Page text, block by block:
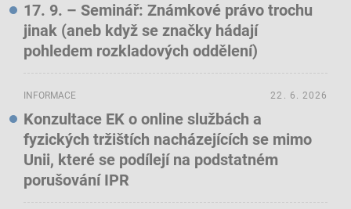
17. 9. – Seminář: Známkové právo trochu
jinak (aneb když se značky hádají
pohledem rozkladových oddělení)
INFORMACE
Konzultace EK o online službách a
fyzických tržištích nacházejících se mimo
Unii, které se podílejí na podstatném
porušování IPR
22. 6. 2026